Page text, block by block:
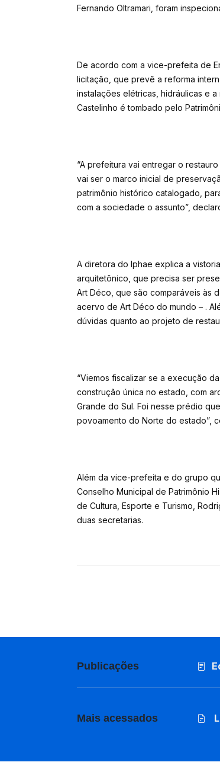
Fernando Oltramari, foram
De acordo com a vice-prefeita de
licitação, que prevê a reforma
instalações elétricas, hidráulicas e
Castelinho é tombado pelo
“A prefeitura vai entregar o
vai ser o marco inicial de
patrimônio histórico catalogado,
com a sociedade o assunto”,
A diretora do Iphae explica a
arquitetônico, que precisa ser
Art Déco, que são comparáveis às
acervo de Art Déco do mundo – .
dúvidas quanto ao projeto de
“Viemos fiscalizar se a execução
construção única no estado, com
Grande do Sul. Foi nesse prédio
povoamento do Norte do estado”,
Além da vice-prefeita e do grupo
Conselho Municipal de Patrimônio
de Cultura, Esporte e Turismo,
duas secretarias.
Publicações
Mais acessados